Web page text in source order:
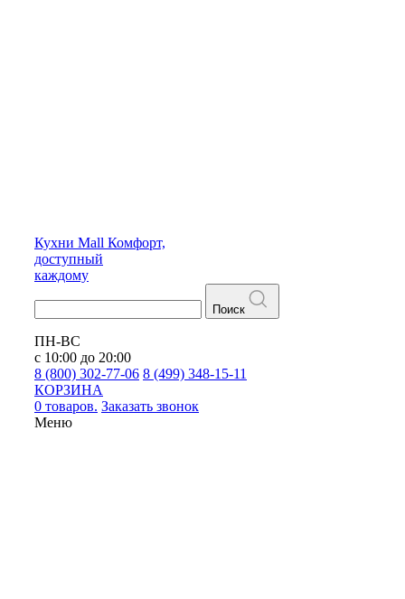
Кухни Mall Комфорт,
доступный
каждому
Поиск
ПН-ВС
с 10:00 до 20:00
8 (800) 302-77-06 8 (499) 348-15-11
КОРЗИНА
0 товаров. Заказать звонок
Меню